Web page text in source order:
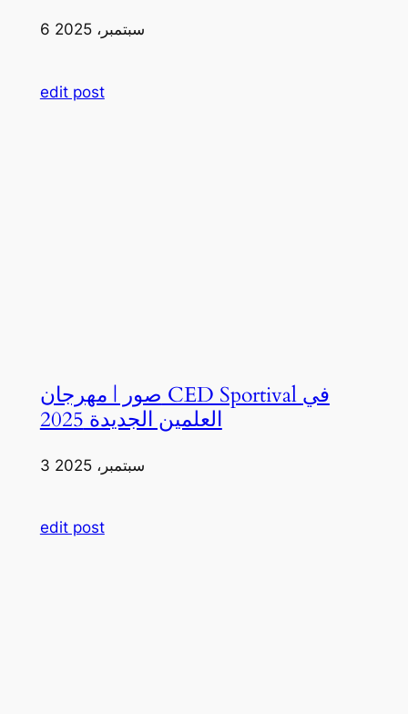
6 سبتمبر، 2025
edit post
صور | مهرجان CED Sportival في
العلمين الجديدة 2025
3 سبتمبر، 2025
edit post